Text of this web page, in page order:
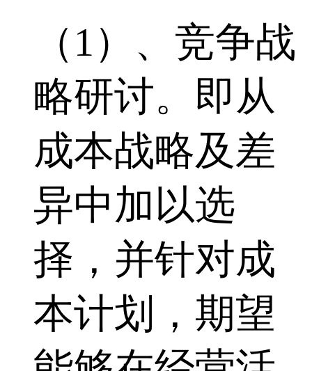
（1）、竞争战
略研讨。即从
成本战略及差
异中加以选
择，并针对成
本计划，期望